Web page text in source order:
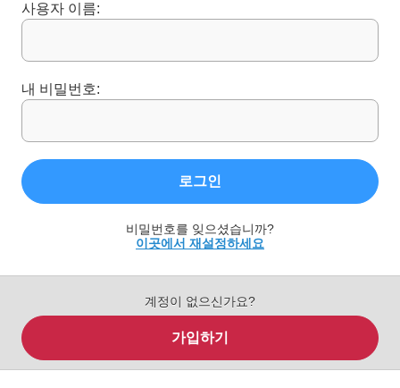
사용자 이름:
내 비밀번호:
로그인
비밀번호를 잊으셨습니까?
이곳에서 재설정하세요
계정이 없으신가요?
가입하기